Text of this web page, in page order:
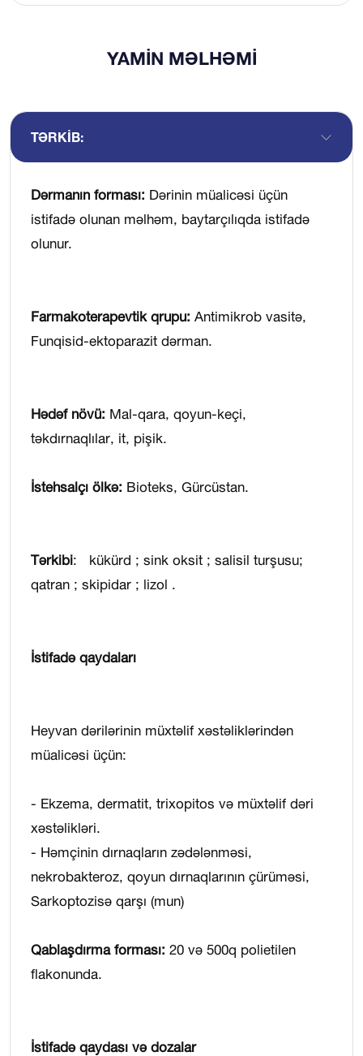
YAMIN MƏLHƏMI
TƏRKIB:
Dərmanın forması: Dərinin müalicəsi üçün
istifadə olunan məlhəm, baytarçılıqda istifadə
olunur.
Farmakoterapevtik qrupu: Antimikrob vasitə,
Funqisid-ektoparazit dərman.
Hədəf növü: Mal-qara, qoyun-keçi,
təkdırnaqlılar, it, pişik.
İstehsalçı ölkə: Bioteks, Gürcüstan.
Tərkibi: kükürd ; sink oksit ; salisil turşusu;
qatran ; skipidar ; lizol .
İstifadə qaydaları
Heyvan dərilərinin müxtəlif xəstəliklərindən
müalicəsi üçün:
- Ekzema, dermatit, trixopitos və müxtəlif dəri
xəstəlikləri.
- Həmçinin dırnaqların zədələnməsi,
nekrobakteroz, qoyun dırnaqlarının çürüməsi,
Sarkoptozisə qarşı (mun)
Qablaşdırma forması: 20 və 500q polietilen
flakonunda.
İstifadə qaydası və dozalar